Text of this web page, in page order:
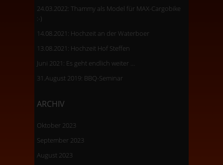
24.03.2022: Thammy als Model für MAX-Cargobike
:-)
14.08.2021: Hochzeit an der Waterboer
13.08.2021: Hochzeit Hof Steffen
Juni 2021: Es geht endlich weiter …
31.August 2019: BBQ-Seminar
ARCHIV
Oktober 2023
September 2023
August 2023